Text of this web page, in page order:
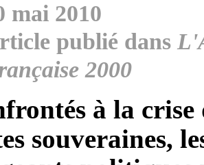
mai 2010
publié dans
2000
à la crise
souveraines,